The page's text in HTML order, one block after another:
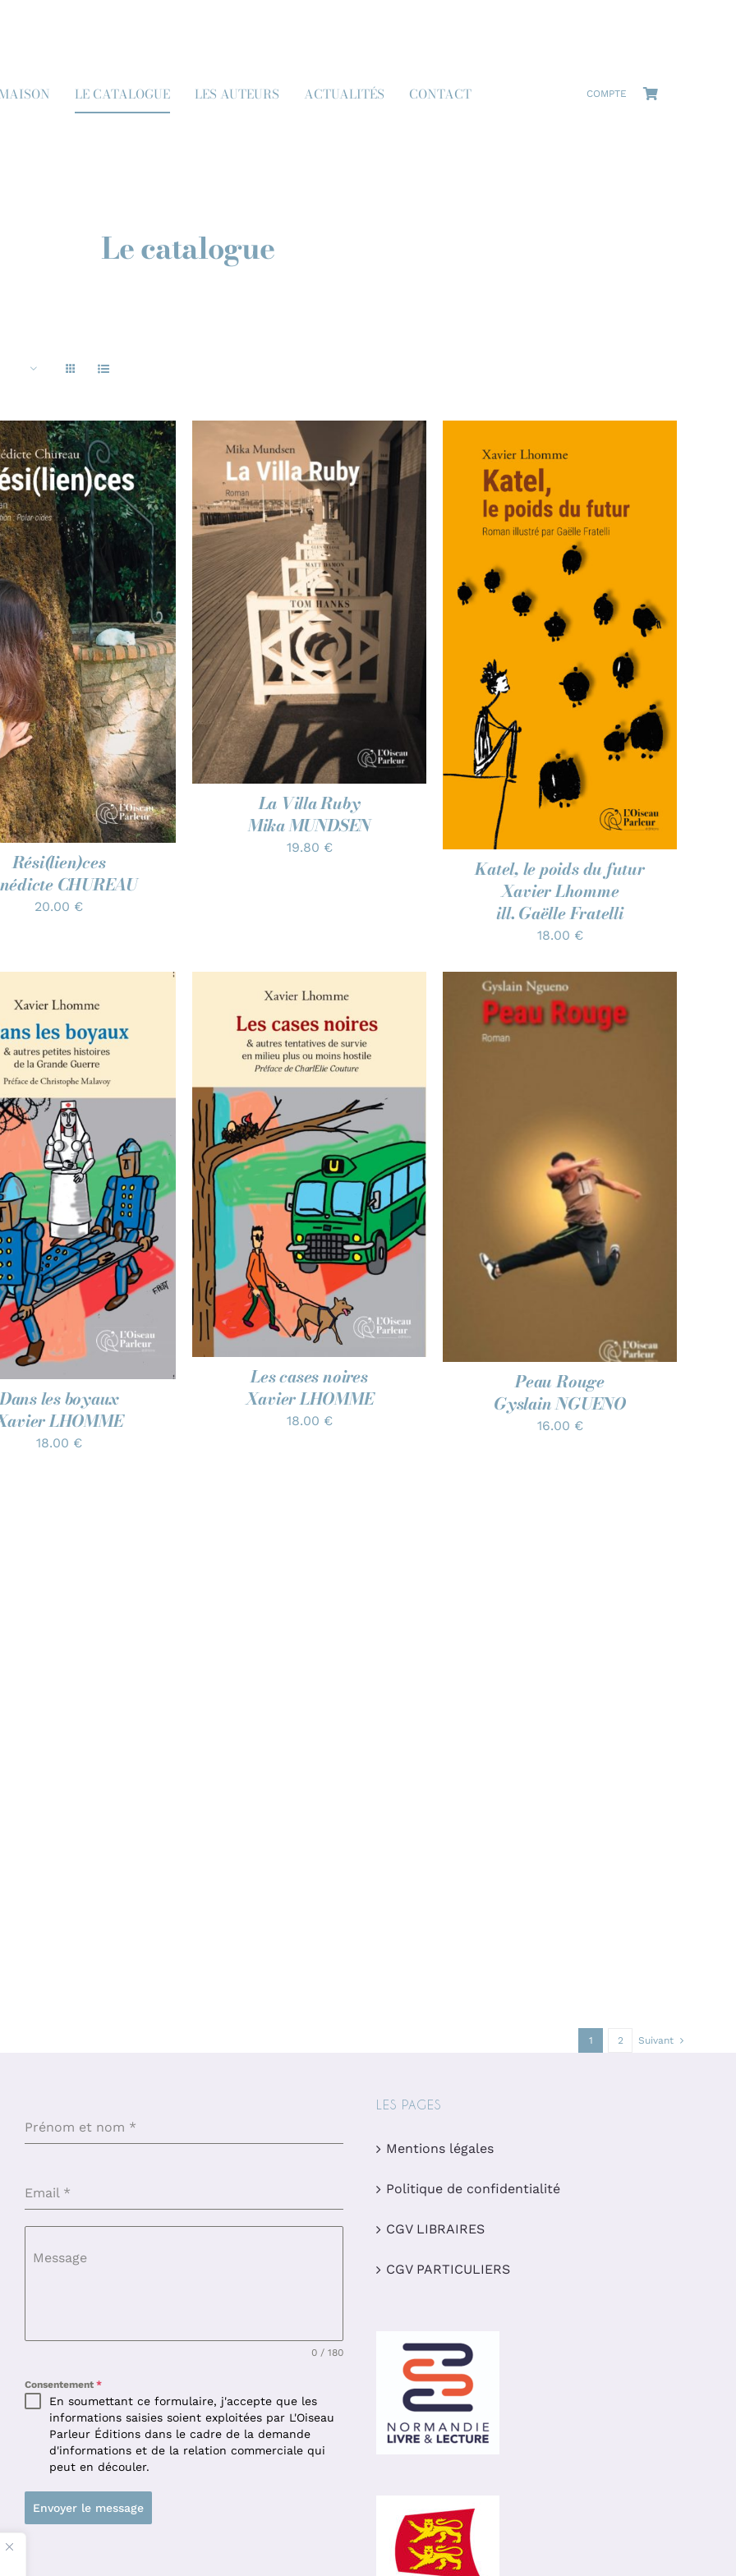
LE CATALOGUE LES AUTEURS ACTUALITÉS CONTACT COMPTE
Le catalogue
AU PANIER
/
APERÇU
Rési(lien)ces
CHUREAU
20.00 €
AJOUTER AU PANIER
/
APERÇU
La Villa Ruby
Mika MUNDSEN
19.80 €
AJOUTER AU PANIER
APERÇU
Katel, le poids du futur
Xavier Lhomme
ill. Gaëlle Fratelli
18.00 €
AU PANIER
/
APERÇU
les boyaux
LHOMME
18.00 €
AJOUTER AU PANIER
APERÇU
Les cases noires
Xavier LHOMME
18.00 €
AJOUTER AU PANIER
APERÇU
Peau Rouge
Gyslain NGUENO
16.00 €
1 2 Suivant
Prénom et nom *
Email *
Message
0 / 180
Consentement *
En soumettant ce formulaire, j'accepte que les
informations saisies soient exploitées par L'Oiseau
Parleur Éditions dans le cadre de la demande
d'informations et de la relation commerciale qui
peut en découler.
Envoyer le message
LES PAGES
Mentions légales
Politique de confidentialité
CGV LIBRAIRES
CGV PARTICULIERS